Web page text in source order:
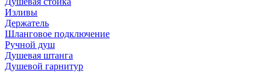
Изливы
Держатель
Шланговое подключение
Ручной душ
Душевая штанга
Душевой гарнитур